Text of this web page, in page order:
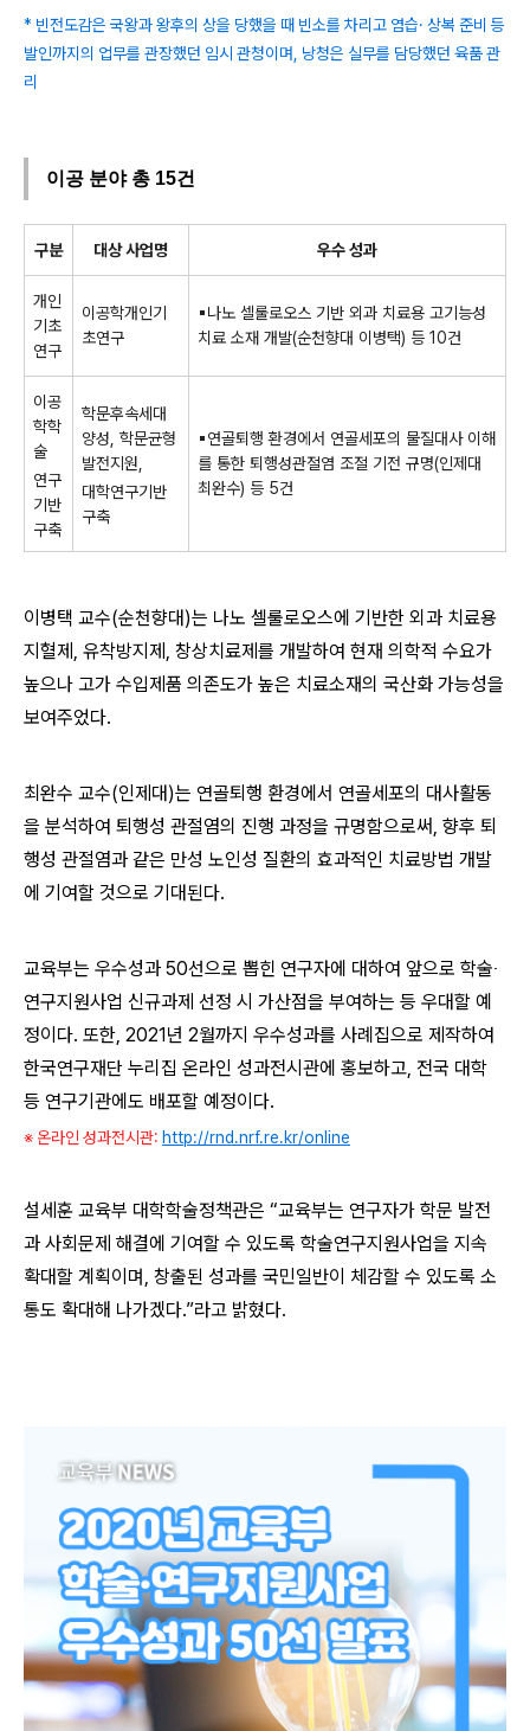
* 빈전도감은 국왕과 왕후의 상을 당했을 때 빈소를 차리고 염습· 상복 준비 등
발인까지의 업무를 관장했던 임시 관청이며, 낭청은 실무를 담당했던 육품 관
리
이공 분야 총 15건
구분 대상 사업명 우수 성과
개인
기초
연구
이공학개인기
초연구
▪나노 셀룰로오스 기반 외과 치료용 고기능성
치료 소재 개발(순천향대 이병택) 등 10건
이공
학학
술
연구
기반
구축
학문후속세대
양성 학문균형
발전지원
대학연구기반
구축
▪연골퇴행 환경에서 연골세포의 물질대사 이해
를 통한 퇴행성관절염 조절 기전 규명(인제대
최완수) 등 5건
이병택 교수(순천향대)는 나노 셀룰로오스에 기반한 외과 치료용
지혈제, 유착방지제, 창상치료제를 개발하여 현재 의학적 수요가
높으나 고가 수입제품 의존도가 높은 치료소재의 국산화 가능성을
보여주었다.
최완수 교수(인제대)는 연골퇴행 환경에서 연골세포의 대사활동
을 분석하여 퇴행성 관절염의 진행 과정을 규명함으로써, 향후 퇴
행성 관절염과 같은 만성 노인성 질환의 효과적인 치료방법 개발
에 기여할 것으로 기대된다.
교육부는 우수성과 50선으로 뽑힌 연구자에 대하여 앞으로 학술‧
연구지원사업 신규과제 선정 시 가산점을 부여하는 등 우대할 예
정이다. 또한, 2021년 2월까지 우수성과를 사례집으로 제작하여
한국연구재단 누리집 온라인 성과전시관에 홍보하고, 전국 대학
등 연구기관에도 배포할 예정이다.
※ 온라인 성과전시관: http://rnd.nrf.re.kr/online
설세훈 교육부 대학학술정책관은 “교육부는 연구자가 학문 발전
과 사회문제 해결에 기여할 수 있도록 학술연구지원사업을 지속
확대할 계획이며, 창출된 성과를 국민일반이 체감할 수 있도록 소
통도 확대해 나가겠다.”라고 밝혔다.